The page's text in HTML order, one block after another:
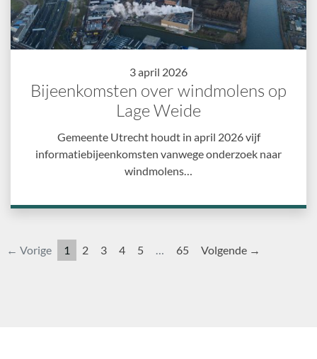
3 april 2026
Bijeenkomsten over windmolens op
Lage Weide
Gemeente Utrecht houdt in april 2026 vijf
informatiebijeenkomsten vanwege onderzoek naar
windmolens…
← Vorige 1 2 3 4 5 … 65 Volgende →